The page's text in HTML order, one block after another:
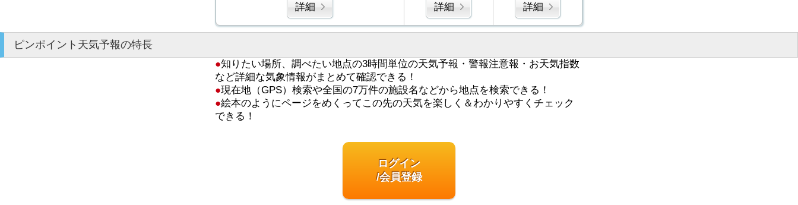
詳細 詳細 詳細
ピンポイント天気予報の特長
●知りたい場所、調べたい地点の3時間単位の天気予報・警報注意報・お天気指数
など詳細な気象情報がまとめて確認できる！
●現在地（GPS）検索や全国の7万件の施設名などから地点を検索できる！
●絵本のようにページをめくってこの先の天気を楽しく＆わかりやすくチェック
できる！
ログイン
/会員登録